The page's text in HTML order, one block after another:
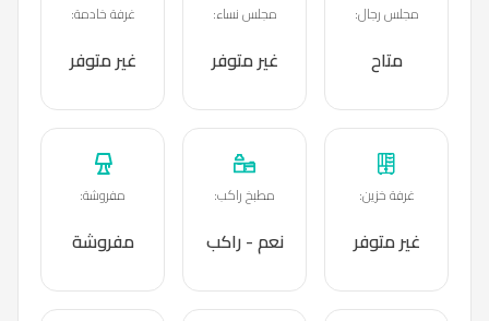
مجلس رجال:
متاح
مجلس نساء:
غير متوفر
غرفة خادمة:
غير متوفر
غرفة خزين:
غير متوفر
مطبخ راكب:
نعم - راكب
مفروشة:
مفروشة